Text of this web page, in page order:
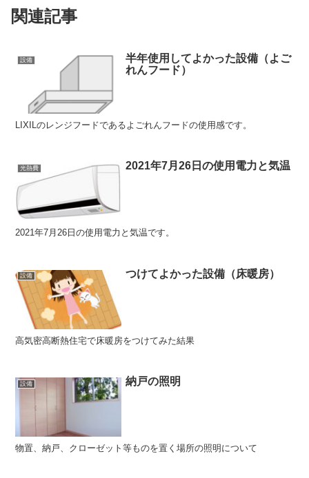
関連記事
設備
半年使用してよかった設備（よご
れんフード）
LIXILのレンジフードであるよごれんフードの使用感です。
光熱費 2021年7月26日の使用電力と気温
2021年7月26日の使用電力と気温です。
設備 つけてよかった設備（床暖房）
高気密高断熱住宅で床暖房をつけてみた結果
設備 納戸の照明
物置、納戸、クローゼット等ものを置く場所の照明について